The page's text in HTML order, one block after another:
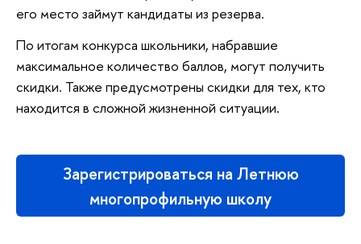
его место займут кандидаты из резерва.
По итогам конкурса школьники, набравшие
максимальное количество баллов, могут получить
скидки. Также предусмотрены скидки для тех, кто
находится в сложной жизненной ситуации.
Зарегистрироваться на Летнюю
многопрофильную школу